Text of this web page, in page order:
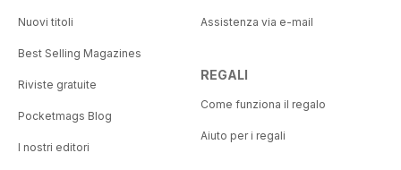
Nuovi titoli
Best Selling Magazines
Riviste gratuite
Pocketmags Blog
I nostri editori
Assistenza via e-mail
REGALI
Come funziona il regalo
Aiuto per i regali